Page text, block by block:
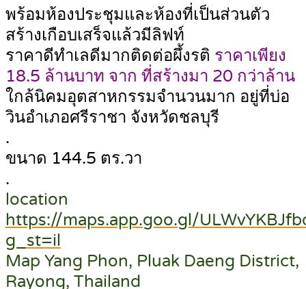
พร้อมห้องประชุมและห้องที่เป็นส่วนตัว
สร้างเกือบเสร็จแล้วมีลิฟท์
ราคาดีทำเลดีมากติดต่อผึ้งรติ ราคาเพียง
18.5 ล้านบาท จาก ที่สร้างมา 20 กว่าล้าน
ใกล้นิคมอุตสาหกรรมจำนวนมาก อยู่ที่บ่อ
วินอำเภอศรีราชา จังหวัดชลบุรี
.
ขนาด 144.5 ตร.วา
.
location
https://maps.app.goo.gl/
g_st=il
Map Yang Phon, Pluak Daeng District,
Rayong, Thailand